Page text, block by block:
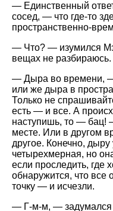
— Единственный
сосед, — что где-то
пространственно-
— Что? — изумился
вещах не разбираюсь.
— Дыра во времени,
или же дыра в
Только не
есть — и все. А
наступишь, то — бац!
месте. Или в другом
другое. Конечно, дыру
четырехмерная, но
если проследить, где
обнаружится, что все
точку — и исчезли.
— Г-м-м, — задумался